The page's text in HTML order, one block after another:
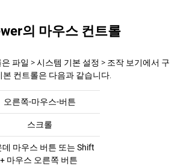
의 마우스 컨트롤
파일 > 시스템 기본 설정 > 조작 보기에서 구
컨트롤은 다음과 같습니다.
오른쪽-마우스-버튼
스크롤
데 마우스 버튼 또는 Shift
+ 마우스 오른쪽 버튼